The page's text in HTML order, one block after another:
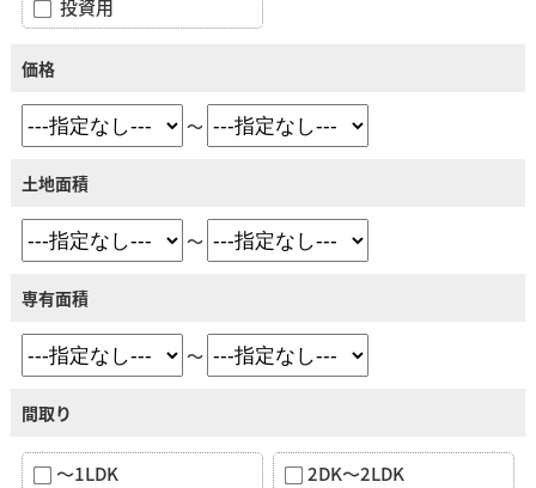
投資用
価格
～
土地面積
～
専有面積
～
間取り
～1LDK
2DK～2LDK